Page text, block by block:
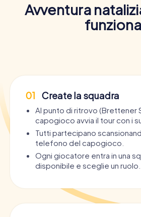
Avventura
funziona
01 Create la squadra
Al punto di ritrovo (Brettener
capogioco avvia il tour con i
Tutti partecipano
telefono del capogioco.
Ogni giocatore entra in una
disponibile e sceglie un ruolo.